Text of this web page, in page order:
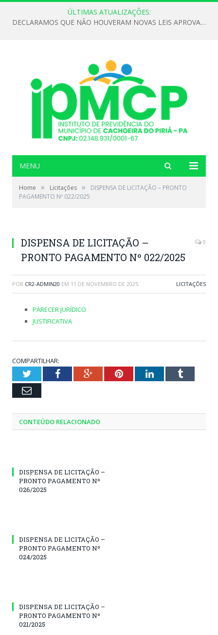
ÚLTIMAS ATUALIZAÇÕES:
DECLARAMOS QUE NÃO HOUVERAM NOVAS LEIS APROVADAS ATÉ O MOMENTO PARA O INSTITUTO DE PREVIDÊNCIA NO ANO DE 2026
MENU
Home » Licitações »
DISPENSA DE LICITAÇÃO – PRONTO
PAGAMENTO Nº 022/2025
DISPENSA DE LICITAÇÃO –
PRONTO PAGAMENTO Nº 022/2025
0
POR CR2-ADMIN20 EM 11 DE NOVEMBRO DE 2025 LICITAÇÕES
PARECER JURÍDICO
JUSTIFICATIVA
COMPARTILHAR:
TwitterFacebookGoogle+PinterestLinkedInTumblr
Email
CONTEÚDO RELACIONADO
DISPENSA DE LICITAÇÃO –
PRONTO PAGAMENTO Nº
026/2025
DISPENSA DE LICITAÇÃO –
PRONTO PAGAMENTO Nº
024/2025
DISPENSA DE LICITAÇÃO –
PRONTO PAGAMENTO Nº
021/2025